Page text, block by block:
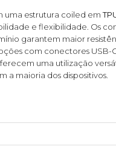
uma estrutura coiled em
e flexibilidade. Os
garantem maior
com conectores USB-
uma utilização
a maioria dos dispositivos.